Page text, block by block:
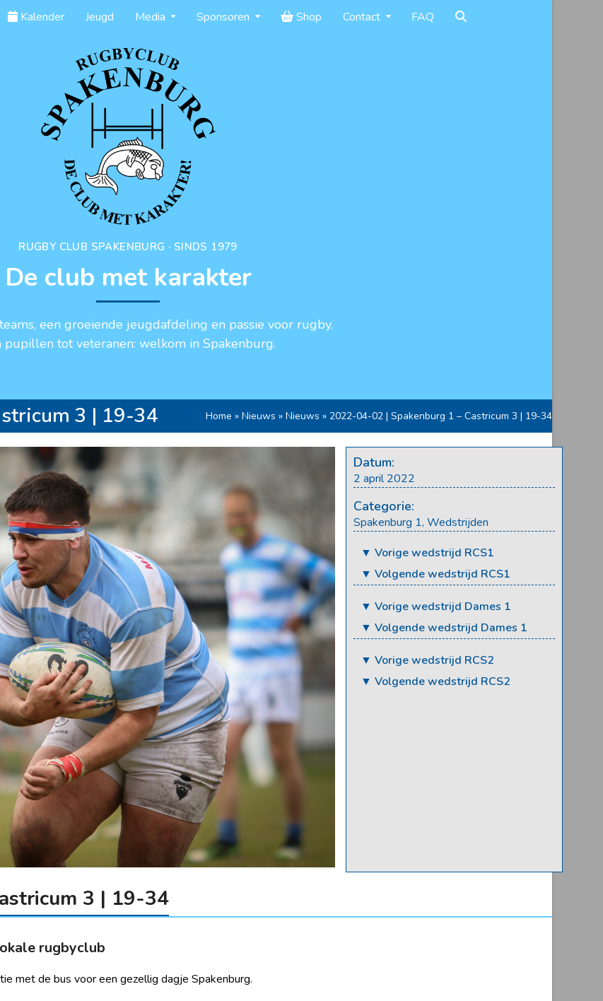
Kalender Jeugd Media Sponsoren Shop Contact FAQ
RUGBY CLUB SPAKENBURG · SINDS 1979
De club met karakter
een groeiende jeugdafdeling en passie voor rugby.
pupillen tot veteranen: welkom in Spakenburg.
3 | 19-34 Home » Nieuws » Nieuws » 2022-04-02 | Spakenburg 1 – Castricum 3 | 19-34
Datum:
2 april 2022
Categorie:
Spakenburg 1, Wedstrijden
▼ Vorige wedstrijd RCS1
▼ Volgende wedstrijd RCS1
▼ Vorige wedstrijd Dames 1
▼ Volgende wedstrijd Dames 1
▼ Vorige wedstrijd RCS2
▼ Volgende wedstrijd RCS2
3 | 19-34
rugbyclub
met de bus voor een gezellig dagje Spakenburg.